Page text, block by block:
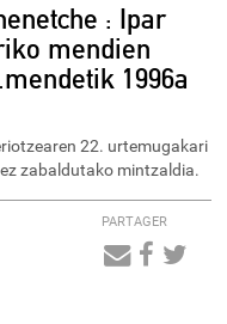
: Ipar
mendien
1996a
22. urtemugakari
zabaldutako mintzaldia.
PARTAGER